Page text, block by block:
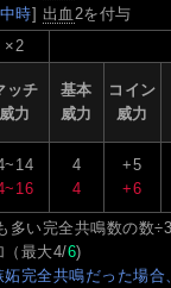
時] 出血 2を付与
×2
ッチ
威力
基本
威力
コイン
威力
4
4
+5
+6
多い完全共鳴数の数
（最大4/6)
完全共鳴だった場合